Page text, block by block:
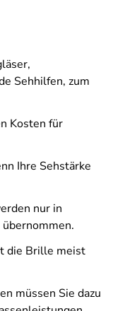
Sehhilfen, zum
Kosten für
Ihre Sehstärke
nur in
die Brille meist
müssen Sie dazu